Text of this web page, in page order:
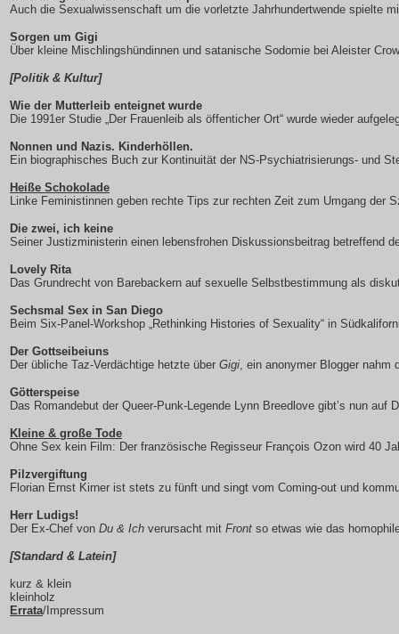
Auch die Sexualwissenschaft um die vorletzte Jahrhundertwende spielte
Sorgen um Gigi
Über kleine Mischlingshündinnen und satanische Sodomie bei Aleister
[Politik & Kultur]
Wie der Mutterleib enteignet wurde
Die 1991er Studie „Der Frauenleib als öffenticher Ort“ wurde wieder
Nonnen und Nazis. Kinderhöllen.
Ein biographisches Buch zur Kontinuität der NS-Psychiatrisierungs- und
Heiße Schokolade
Linke Feministinnen geben rechte Tips zur rechten Zeit zum Umgang der
Die zwei, ich keine
Seiner Justizministerin einen lebensfrohen Diskussionsbeitrag betreffend
Lovely Rita
Das Grundrecht von Barebackern auf sexuelle Selbstbestimmung als
Sechsmal Sex in San Diego
Beim Six-Panel-Workshop „Rethinking Histories of Sexuality“ in
Der Gottseibeiuns
Der übliche Taz-Verdächtige hetzte über Gigi, ein anonymer Blogger nahm
Götterspeise
Das Romandebut der Queer-Punk-Legende Lynn Breedlove gibt’s nun
Kleine & große Tode
Ohne Sex kein Film: Der französische Regisseur François Ozon wird 40
Pilzvergiftung
Florian Ernst Kirner ist stets zu fünft und singt vom Coming-out und
Herr Ludigs!
Der Ex-Chef von Du & Ich verursacht mit Front so etwas wie das
[Standard & Latein]
kurz & klein
kleinholz
Errata/Impressum